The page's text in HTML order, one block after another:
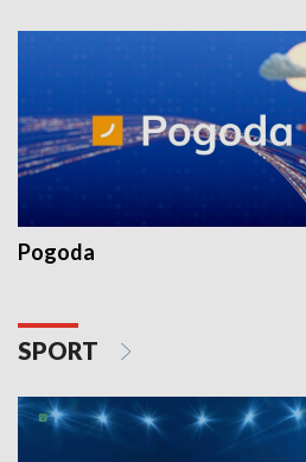
Pogoda
SPORT